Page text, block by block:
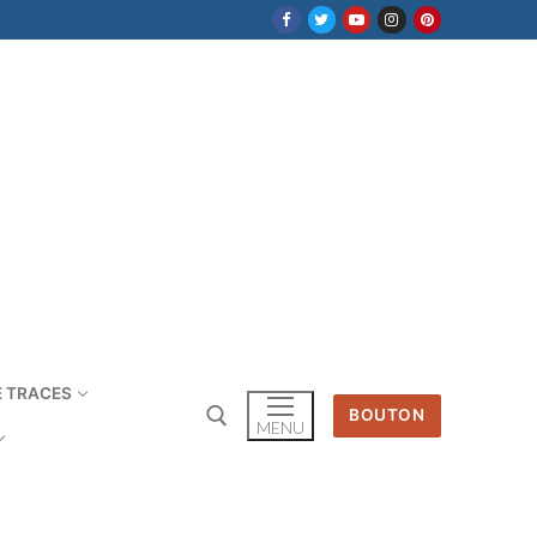
TRACES
MENU
BOUTON